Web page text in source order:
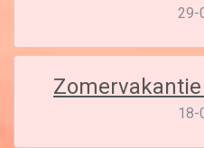
29-
18-